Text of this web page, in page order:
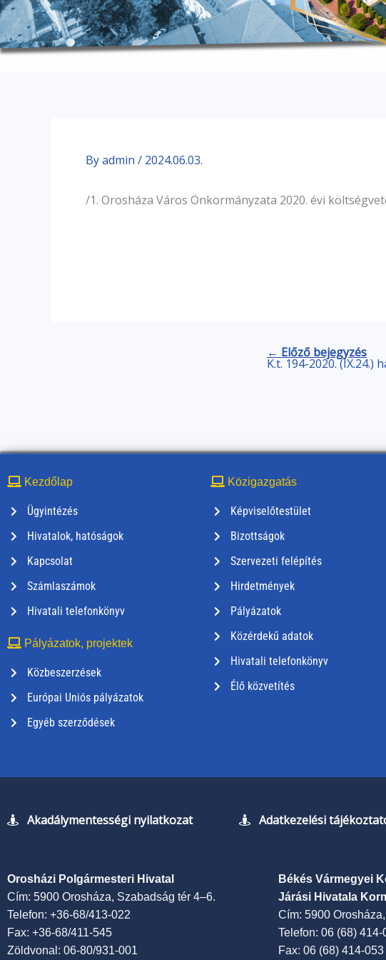
Byadmin / 2024.06.03.
/1. Orosháza Város Önkormányzata 2020. évi
← Előző bejegyzés
K.t. 194-2020. (IX.24.)
Kezdőlap
Ügyintézés
Hivatalok, hatóságok
Kapcsolat
Számlaszámok
Hivatali telefonkönyv
Pályázatok, projektek
Közbeszerzések
Európai Uniós pályázatok
Egyéb szerződések
Közigazgatás
Képviselőtestület
Bizottságok
Szervezeti felépítés
Hirdetmények
Pályázatok
Közérdekű adatok
Hivatali telefonkönyv
Élő közvetítés
Akadálymentességi nyilatkozat Adatkezelési
Orosházi Polgármesteri Hivatal
Cím: 5900 Orosháza, Szabadság tér 4–6.
Telefon: +36-68/413-022
Fax: +36-68/411-545
Zöldvonal: 06-80/931-001
Békés Vármegyei
Járási Hivatala
Cím: 5900
Telefon: 06 (68) 414-
Fax: 06 (68) 414-053